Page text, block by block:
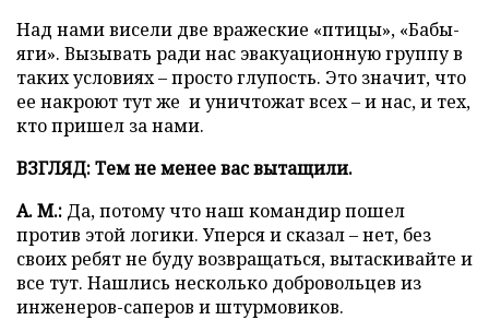
Над нами висели две вражеские «птицы», «Бабы-
яги». Вызывать ради нас эвакуационную группу в
таких условиях – просто глупость. Это значит, что
ее накроют тут же и уничтожат всех – и нас, и тех,
кто пришел за нами.
ВЗГЛЯД: Тем не менее вас вытащили.
А. М.: Да, потому что наш командир пошел
против этой логики. Уперся и сказал – нет, без
своих ребят не буду возвращаться, вытаскивайте и
все тут. Нашлись несколько добровольцев из
инженеров-саперов и штурмовиков.